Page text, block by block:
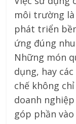
môi trường
phát triển
ứng đúng
Những món
dụng, hay
chế không
doanh
góp phần